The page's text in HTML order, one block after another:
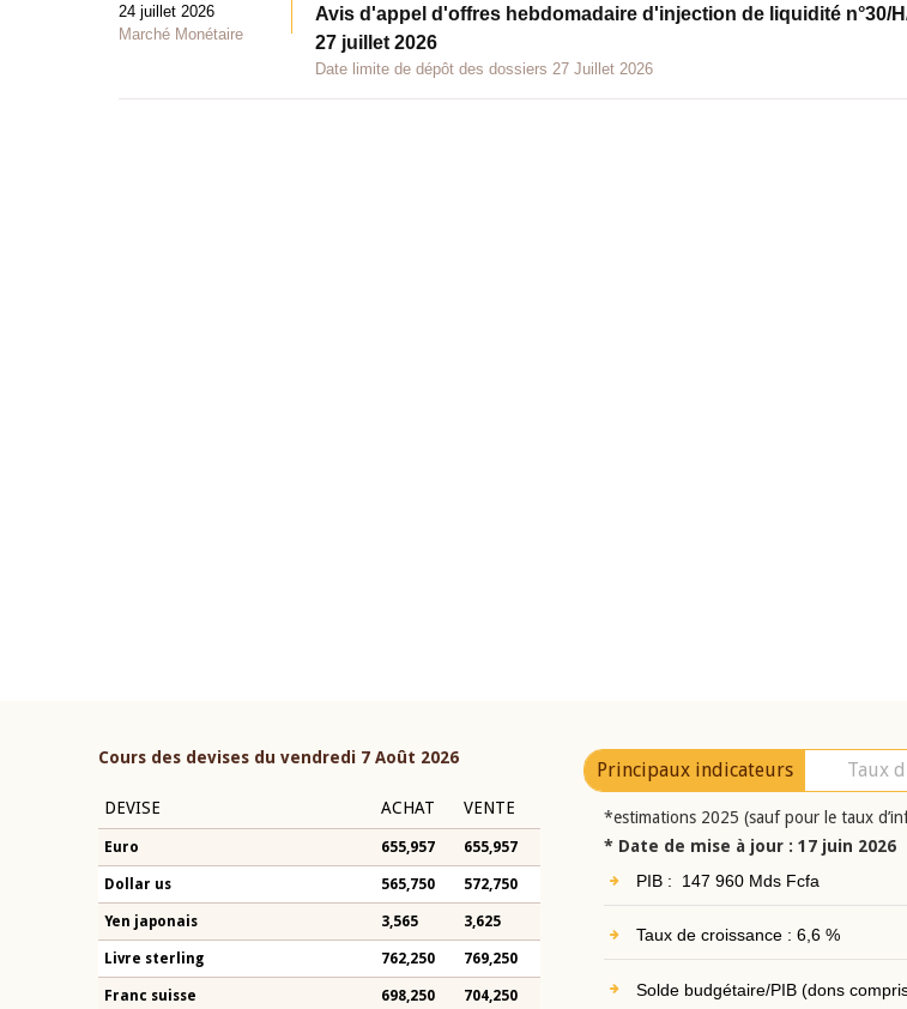
24 juillet 2026
Marché Monétaire
Avis d'appel d'offres hebdomadaire d'injection de liquidité n°30/
27 juillet 2026
Date limite de dépôt des dossiers 27 Juillet 2026
Cours des devises du vendredi 7 Août 2026
DEVISE ACHAT VENTE
Euro 655,957 655,957
Dollar us 565,750 572,750
Yen japonais 3,565 3,625
Livre sterling 762,250 769,250
Franc suisse 698,250 704,250
Principaux indicateurs Taux
*estimations 2025 (sauf pour le taux
* Date de mise à jour : 17 juin 2026
PIB : 147 960 Mds Fcfa
Taux de croissance : 6,6 %
Solde budgétaire/PIB (dons